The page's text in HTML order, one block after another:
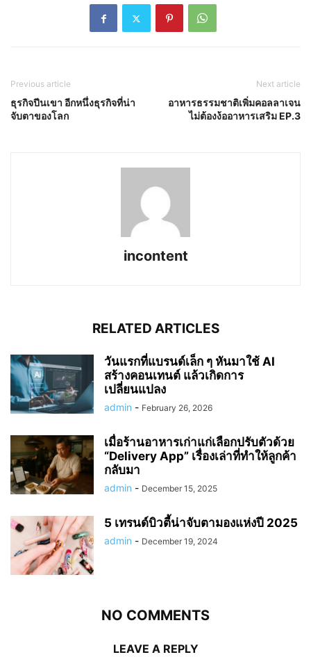
Previous article
ธุรกิจปีนเขา อีกหนึ่งธุรกิจที่น่า
จับตาของโลก
Next article
อาหารธรรมชาติเพิ่มคอลลาเจน
ไม่ต้องง้ออาหารเสริม EP.3
incontent
RELATED ARTICLES
วันแรกที่แบรนด์เล็ก ๆ หันมาใช้ AI
สร้างคอนเทนต์ แล้วเกิดการ
เปลี่ยนแปลง
admin - February 26, 2026
เมื่อร้านอาหารเก่าแก่เลือกปรับตัวด้วย
“Delivery App” เรื่องเล่าที่ทำให้ลูกค้า
กลับมา
admin - December 15, 2025
5 เทรนด์บิวตี้น่าจับตามองแห่งปี 2025
admin - December 19, 2024
NO COMMENTS
LEAVE A REPLY